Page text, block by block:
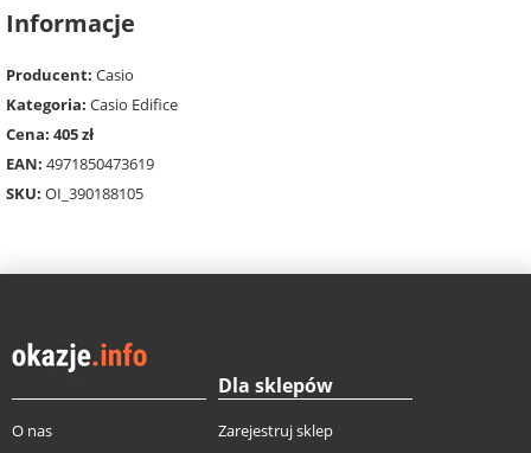
Informacje
Producent: Casio
Kategoria: Casio Edifice
Cena: 405 zł
EAN: 4971850473619
SKU: OI_390188105
O nas
Dla sklepów
Zarejestruj sklep